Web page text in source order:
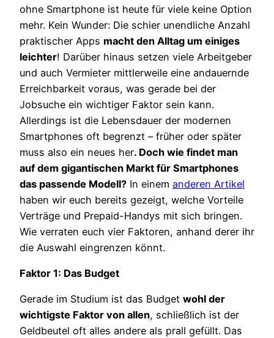
ohne Smartphone ist heute für viele keine Option
mehr. Kein Wunder: Die schier unendliche Anzahl
praktischer Apps macht den Alltag um einiges
leichter! Darüber hinaus setzen viele Arbeitgeber
und auch Vermieter mittlerweile eine andauernde
Erreichbarkeit voraus, was gerade bei der
Jobsuche ein wichtiger Faktor sein kann.
Allerdings ist die Lebensdauer der modernen
Smartphones oft begrenzt – früher oder später
muss also ein neues her. Doch wie findet man
auf dem gigantischen Markt für Smartphones
das passende Modell? In einem anderen Artikel
haben wir euch bereits gezeigt, welche Vorteile
Verträge und Prepaid-Handys mit sich bringen.
Wie verraten euch vier Faktoren, anhand derer ihr
die Auswahl eingrenzen könnt.
Faktor 1: Das Budget
Gerade im Studium ist das Budget wohl der
wichtigste Faktor von allen, schließlich ist der
Geldbeutel oft alles andere als prall gefüllt. Das